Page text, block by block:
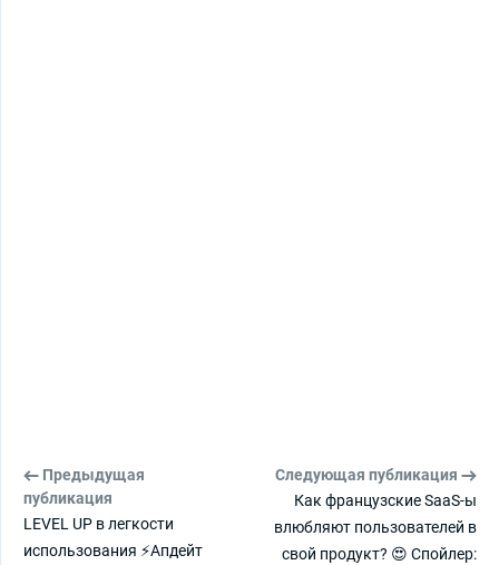
Предыдущая
публикация
LEVEL UP в легкости
использования ⚡Апдейт
Следующая публикация
Как французские SaaS-ы
влюбляют пользователей в
свой продукт? 😍 Спойлер: